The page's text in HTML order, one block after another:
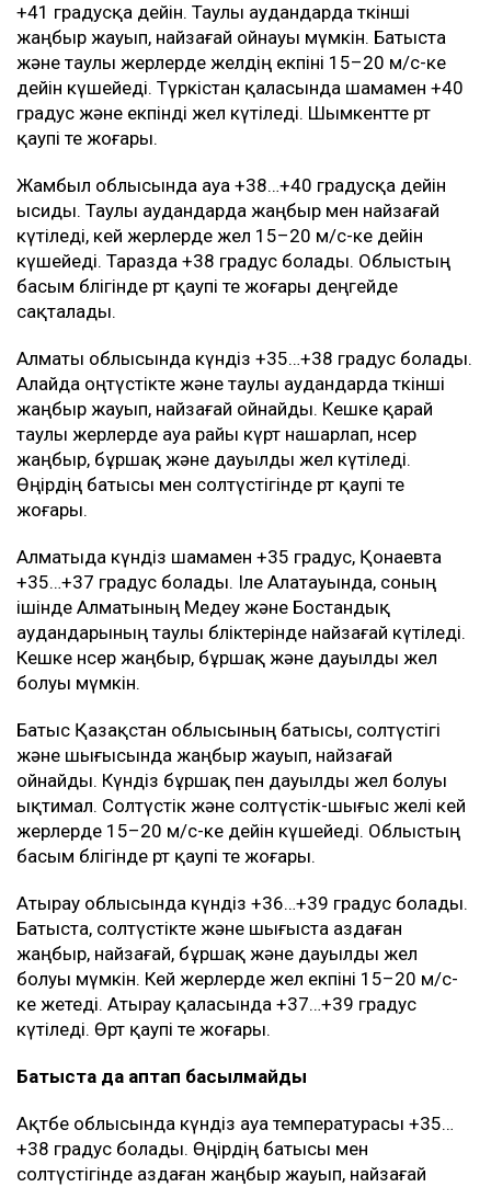
+41 градусқа дейін. Таулы аудандарда өткінші
жаңбыр жауып, найзағай ойнауы мүмкін. Батыста
және таулы жерлерде желдің екпіні 15–20 м/с-ке
дейін күшейеді. Түркістан қаласында шамамен +40
градус және екпінді жел күтіледі. Шымкентте өрт
қаупі өте жоғары.
Жамбыл облысында ауа +38…+40 градусқа дейін
ысиды. Таулы аудандарда жаңбыр мен найзағай
күтіледі, кей жерлерде жел 15–20 м/с-ке дейін
күшейеді. Таразда +38 градус болады. Облыстың
басым бөлігінде өрт қаупі өте жоғары деңгейде
сақталады.
Алматы облысында күндіз +35…+38 градус болады.
Алайда оңтүстікте және таулы аудандарда өткінші
жаңбыр жауып, найзағай ойнайды. Кешке қарай
таулы жерлерде ауа райы күрт нашарлап, нөсер
жаңбыр, бұршақ және дауылды жел күтіледі.
Өңірдің батысы мен солтүстігінде өрт қаупі өте
жоғары.
Алматыда күндіз шамамен +35 градус, Қонаевта
+35…+37 градус болады. Іле Алатауында, соның
ішінде Алматының Медеу және Бостандық
аудандарының таулы бөліктерінде найзағай күтіледі.
Кешке нөсер жаңбыр, бұршақ және дауылды жел
болуы мүмкін.
Батыс Қазақстан облысының батысы, солтүстігі
және шығысында жаңбыр жауып, найзағай
ойнайды. Күндіз бұршақ пен дауылды жел болуы
ықтимал. Солтүстік және солтүстік-шығыс желі кей
жерлерде 15–20 м/с-ке дейін күшейеді. Облыстың
басым бөлігінде өрт қаупі өте жоғары.
Атырау облысында күндіз +36…+39 градус болады.
Батыста, солтүстікте және шығыста аздаған
жаңбыр, найзағай, бұршақ және дауылды жел
болуы мүмкін. Кей жерлерде жел екпіні 15–20 м/с-
ке жетеді. Атырау қаласында +37…+39 градус
күтіледі. Өрт қаупі өте жоғары.
Батыста да аптап басылмайды
Ақтөбе облысында күндіз ауа температурасы +35…
+38 градус болады. Өңірдің батысы мен
солтүстігінде аздаған жаңбыр жауып, найзағай